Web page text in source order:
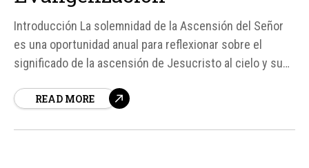
Introducción La solemnidad de la Ascensión del Señor
es una oportunidad anual para reflexionar sobre el
significado de la ascensión de Jesucristo al cielo y su
Ascensión de Cristo es un evento que impulsa a los
READ MORE